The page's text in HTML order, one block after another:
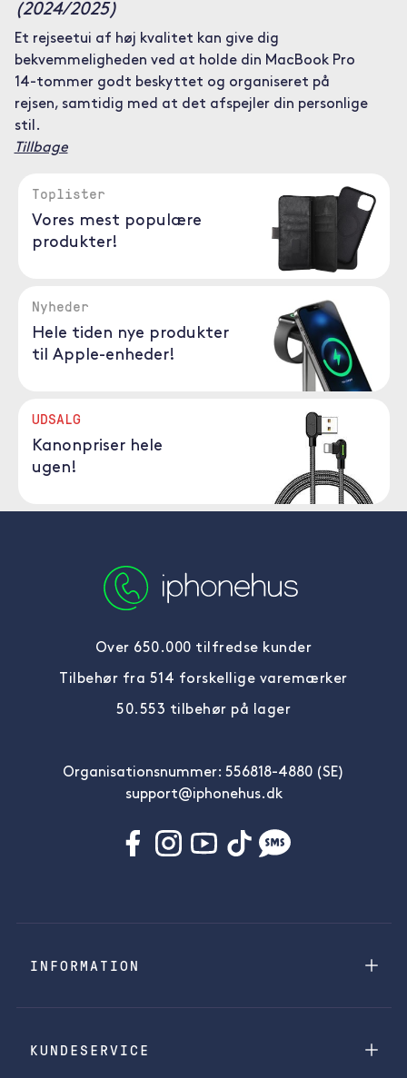
(2024/2025)
Et rejseetui af høj kvalitet kan give dig
bekvemmeligheden ved at holde din MacBook Pro
14-tommer godt beskyttet og organiseret på
rejsen, samtidig med at det afspejler din personlige
stil.
Tillbage
Toplister
Vores mest populære
produkter!
Nyheder
Hele tiden nye produkter
til Apple-enheder!
UDSALG
Kanonpriser hele
ugen!
Over 650.000 tilfredse kunder
Tilbehør fra 514 forskellige varemærker
50.553 tilbehør på lager
Organisationsnummer: 556818-4880 (SE)
support@iphonehus.dk
INFORMATION
KUNDESERVICE